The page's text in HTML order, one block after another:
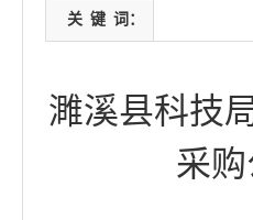
关 键 词：
濉溪县科技
采